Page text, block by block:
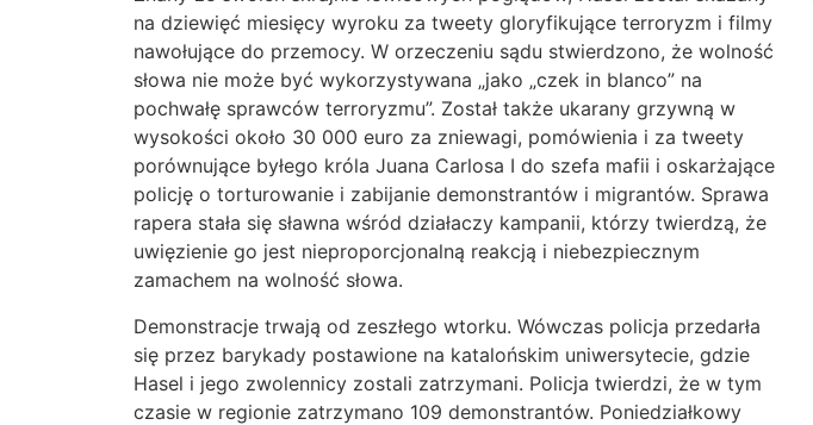
na dziewięć miesięcy wyroku za tweety gloryfikujące terroryzm i filmy
nawołujące do przemocy. W orzeczeniu sądu stwierdzono, że wolność
słowa nie może być wykorzystywana „jako „czek in blanco” na
pochwałę sprawców terroryzmu”. Został także ukarany grzywną w
wysokości około 30 000 euro za zniewagi, pomówienia i za tweety
porównujące byłego króla Juana Carlosa I do szefa mafii i oskarżające
policję o torturowanie i zabijanie demonstrantów i migrantów. Sprawa
rapera stała się sławna wśród działaczy kampanii, którzy twierdzą, że
uwięzienie go jest nieproporcjonalną reakcją i niebezpiecznym
zamachem na wolność słowa.
Demonstracje trwają od zeszłego wtorku. Wówczas policja przedarła
się przez barykady postawione na katalońskim uniwersytecie, gdzie
Hasel i jego zwolennicy zostali zatrzymani. Policja twierdzi, że w tym
czasie w regionie zatrzymano 109 demonstrantów. Poniedziałkowy